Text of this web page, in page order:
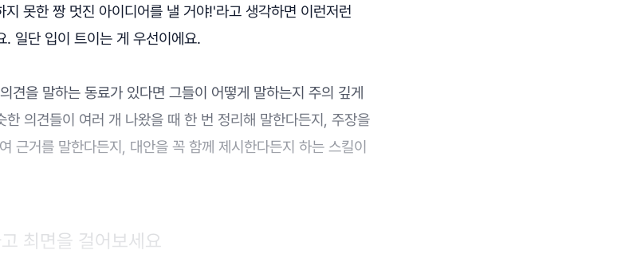
지 못한 짱 멋진 아이디어를 낼 거야!'라고 생각하면 이런저런
일단 입이 트이는 게 우선이에요.
을 말하는 동료가 있다면 그들이 어떻게 말하는지 주의 깊게
의견들이 여러 개 나왔을 때 한 번 정리해 말한다든지, 주장을
근거를 말한다든지, 대안을 꼭 함께 제시한다든지 하는 스킬이
최면을 걸어보세요